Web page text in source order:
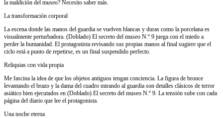
la maldición del museo? Necesito saber más.
La transformación corporal
La escena donde las manos del guardia se vuelven blancas y duras como la porcelana es
visualmente perturbadora. (Doblado) El secreto del museo N.º 9 juega con el miedo a
perder la humanidad. El protagonista revisando sus propias manos al final sugiere que el
ciclo está a punto de repetirse, es un final suspendido perfecto.
Reliquias con vida propia
Me fascina la idea de que los objetos antiguos tengan conciencia. La figura de bronce
levantando el brazo y la dama del cuadro mirando al guardia son detalles clásicos de terror
asiático bien ejecutados en (Doblado) El secreto del museo N.º 9. La tensión sube con cada
página del diario que lee el protagonista.
Una noche eterna